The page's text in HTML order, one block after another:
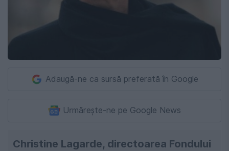
Adaugă-ne ca sursă preferată în Google
Urmărește-ne pe Google News
Christine Lagarde, directoarea Fondului